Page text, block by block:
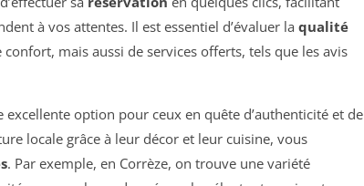
à vos attentes. Il est essentiel d’évaluer la qualité
mais aussi de services offerts, tels que les avis
excellente option pour ceux en quête d’authenticité et de
locale grâce à leur décor et leur cuisine, vous
. Par exemple, en Corrèze, on trouve une variété